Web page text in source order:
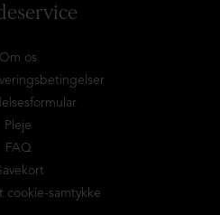
Om os
Pleje
FAQ
cookie-samtykke